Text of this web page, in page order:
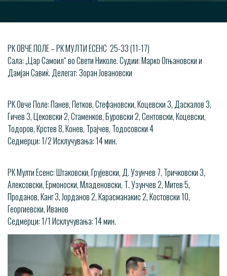
-->
РК ОВЧЕ ПОЛЕ – РК МУЛТИ ЕСЕНС 25-33 (11-17)
Сала: „Цар Самоил“ во Свети Николе. Судии: Марко Огњановски и
Дамјан Савиќ. Делегат: Зоран Јовановски
РК Овче Поле: Панев, Петков, Стефановски, Коцевски 3, Даскалов 3,
Гичев 3, Цековски 2, Стаменков, Буровски 2, Сентовски, Коцевски,
Тодоров, Крстев 8, Конев, Трајчев, Тодосовски 4
Седмерци: 1/2 Исклучувања: 14 мин.
РК Мулти Есенс: Штаковски, Грујевски, Д. Узунчев 7, Тричковски 3,
Алексовски, Ермоноски, Младеновски, Т. Узунчев 2, Митев 5,
Проданов, Канг 3, Јорданов 2, Карасманакис 2, Костовски 10,
Георгиевски, Иванов
Седмерци: 1/1 Исклучувања: 14 мин.